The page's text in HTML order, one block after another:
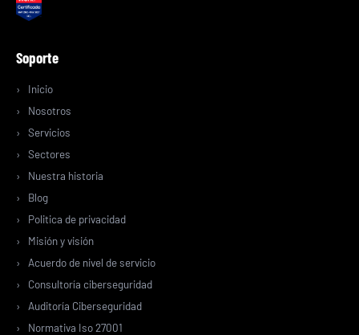
Soporte
Inicio
Nosotros
Servicios
Sectores
Nuestra historia
Blog
Politica de privacidad
Misión y visión
Acuerdo de nivel de servicio
Consultoría ciberseguridad
Auditoría Ciberseguridad
Normativa Iso 27001